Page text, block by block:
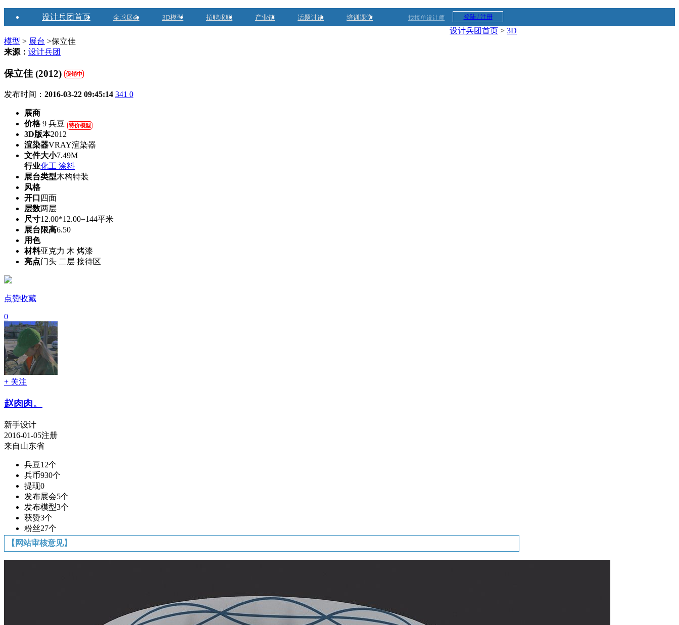
设计兵团首页 全球展会 3D模型 招聘求职 产业链 话题讨论 培训课堂 找接单设计师 登陆 / 注册
设计兵团首页 > 3D
模型 > 展台 >保立佳
来源： 设计兵团
保立佳 (2012) 促销中
发布时间： 2016-03-22 09:45:14 341 0
展商
价格9 兵豆 特价模型
3D版本2012
渲染器VRAY渲染器
文件大小7.49M
行业化工 涂料
展台类型木构特装
风格
开口 四面
层数两层
尺寸12.00*12.00=144平米
展台限高6.50
用色
材料亚克力 木 烤漆
亮点门头 二层 接待区
点赞收藏
0
+ 关注
赵肉肉。
新手设计
2016-01-05注册
来自山东省
兵豆12个
兵币930个
提现0
发布展会5个
发布模型3个
获赞3个
粉丝27个
【网站审核意见】